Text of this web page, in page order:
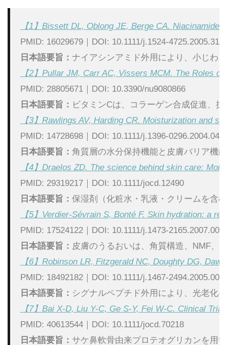
【1】Bissett DL, Oblong JE, Berge CA.
PMID: 16029679｜DOI: 10.1111/j.1524-
日本語要旨： ナイアシンアミド外用により、小じわ
【2】Pullar JM, Carr AC, Vissers MCM. The Roles
PMID: 28805671｜DOI: 10.3390/nu9080866
日本語要旨： ビタミンCは、コラーゲン合成促進、
【3】Rawlings AV, Harding CR. Moisturization and
PMID: 14728698｜DOI: 10.1111/j.1396-
日本語要旨： 角質層の水分保持機能と皮膚バリア機
【4】Draelos ZD. The science behind skin care:
PMID: 29319217｜DOI: 10.1111/jocd.12490
日本語要旨： 保湿剤（化粧水・乳液・クリームを含
【5】Verdier-Sévrain S, Bonté F. Skin hydration: a
PMID: 17524122｜DOI: 10.1111/j.1473-
日本語要旨： 皮膚のうるおいは、角質構造、NMF、
【6】Robinson LR, Fitzgerald NC, Doughty DG,
PMID: 18492182｜DOI: 10.1111/j.1467-
日本語要旨： シグナルペプチド外用により、光老化
【7】Bai X-D, Liu Y-C, Ge S-Y, Fei W-C. Clinical
PMID: 40613544｜DOI: 10.1111/jocd.70218
日本語要旨： サケ鼻軟骨由来プロテオグリカンを用